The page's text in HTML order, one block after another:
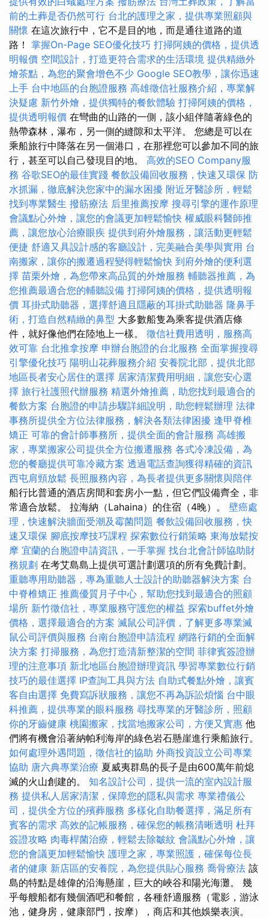
前的土葬是否仍然可行 台北的護理之家，提供專業照顧與
關懷 在這次旅行中，它不是目的地，而是通往道路的道
路！ 掌握On-Page SEO優化技巧 打掃阿姨的價格，提供透
明報價 空間設計，打造更符合需求的生活環境 提供精緻外
燴茶點，為您的聚會增色不少 Google SEO教學，讓你迅速
上手 台中地區的台胞證服務 高雄徵信社服務介紹，專業解
決疑慮 新竹外燴，提供獨特的餐飲體驗 打掃阿姨的價格，
提供透明報價 在彎曲的山路的一側，該小組伴隨著綠色的
熱帶森林，瀑布，另一側的縫隙和太平洋。 您總是可以在
乘船旅行中降落在另一個港口，在那裡您可以參加不同的旅
行，甚至可以自己發現目的地。 高效的SEO Company服
務 谷歌SEO的最佳實踐 餐飲設備回收服務，快速又環保 防
水抓漏，徹底解決您家中的漏水困擾 附近牙醫診所，輕鬆
找到專業醫生 撥筋療法 后里推薦按摩 搜尋引擎的運作原理
會議點心外燴，讓您的會議更加輕鬆愉快 權威眼科醫師推
薦，讓您放心治療眼疾 提供到府外燴服務，讓活動更輕鬆
便捷 舒適又具設計感的客廳設計，完美融合美學與實用 台
南搬家，讓你的搬遷過程變得輕鬆愉快 到府外燴的便利選
擇 苗栗外燴，為您帶來高品質的外燴服務 輔聽器推薦，為
您推薦最適合您的輔聽設備 打掃阿姨的價格，提供透明報
價 耳掛式助聽器，選擇舒適且隱蔽的耳掛式助聽器 隆鼻手
術，打造自然精緻的鼻型 大多數船隻為乘客提供酒店條
件，就好像他們在陸地上一樣。 徵信社費用透明，服務高
效可靠 台北推拿按摩 申辦台胞證的台北服務 全面掌握搜尋
引擎優化技巧 陽明山花葬服務介紹 安養院北部，提供北部
地區長者安心居住的選擇 居家清潔費用明細，讓您安心選
擇 旅行社護照代辦服務 精選外燴推薦，助您找到最適合的
餐飲方案 台胞證的申請步驟詳細說明，助您輕鬆辦理 法律
事務所提供全方位法律服務，解決各類法律困擾 逢甲脊椎
矯正 可靠的會計師事務所，提供全面的會計服務 高雄搬
家，專業搬家公司提供全方位搬遷服務 各式冷凍設備，為
您的餐廳提供可靠冷藏方案 透過電話查詢獲得精確的資訊
西屯肩頸放鬆 長照服務內容，為長者提供更多關懷與陪伴
船行比普通的酒店房間和套房小一點，但它們設備齊全，非
常適合放鬆。 拉海納（Lahaina）的住宿（4晚）。 壁癌處
理，快速解決牆面受潮及霉菌問題 餐飲設備回收服務，快
速又環保 腳底按摩技巧課程 探索數位行銷策略 東海放鬆按
摩 宜蘭的台胞證申請資訊，一手掌握 找台北會計師協助財
務規劃 在考艾島島上提供可選計劃選項的所有免費計劃。
重聽專用助聽器，專為重聽人士設計的助聽器解決方案 台
中脊椎矯正 推薦優質月子中心，幫助您找到最適合的照顧
場所 新竹徵信社，專業服務守護您的權益 探索buffet外燴
價格，選擇最適合的方案 滅鼠公司評價，了解更多專業滅
鼠公司評價與服務 台南台胞證申請流程 網路行銷的全面解
決方案 打掃服務，為您打造清新整潔的空間 菲律賓簽證辦
理的注意事項 新北地區台胞證辦理資訊 學習專業數位行銷
技巧的最佳選擇 IP查詢工具與方法 自助式餐點外燴，讓賓
客自由選擇 免費寫訴狀服務，讓您不再為訴訟煩惱 台中眼
科推薦，提供專業的眼科服務 尋找專業的牙醫診所，照顧
你的牙齒健康 桃園搬家，找當地搬家公司，方便又實惠 他
們將有機會沿著納帕利海岸的綠色岩石懸崖進行乘船旅行。
如何處理外遇問題，徵信社的協助 外商投資設立公司專業
協助 唐六典專業治療 夏威夷群島的長子是由600萬年前熄
滅的火山創建的。 知名設計公司，提供一流的室內設計服
務 提供私人居家清潔，保障您的隱私與需求 專業禮儀公
司，提供全方位的殯葬服務 多樣化自助餐選擇，滿足所有
賓客的需求 高效的記帳服務，確保您的帳務清晰透明 杜拜
簽證攻略 肉毒桿菌治療，輕鬆去除皺紋 會議點心外燴，讓
您的會議更加輕鬆愉快 護理之家，專業照護，確保每位長
者的健康 新店區的安養院，為您提供貼心服務 喬骨療法 該
島的特點是雄偉的沿海懸崖，巨大的峽谷和陽光海灘。 幾
乎每艘船都有幾個酒吧和餐館，各種舒適服務（電影，游泳
池，健身房，健康部門，按摩），商店和其他娛樂表演。